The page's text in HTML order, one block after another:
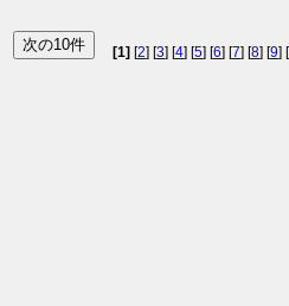
[1] [2] [3] [4] [5] [6] [7] [8] [9] [